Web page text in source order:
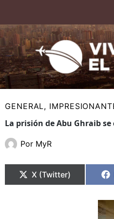
contenido
GENERAL,
La prisión de Abu Ghraib
Por MyR
en
X (Twitter)
en